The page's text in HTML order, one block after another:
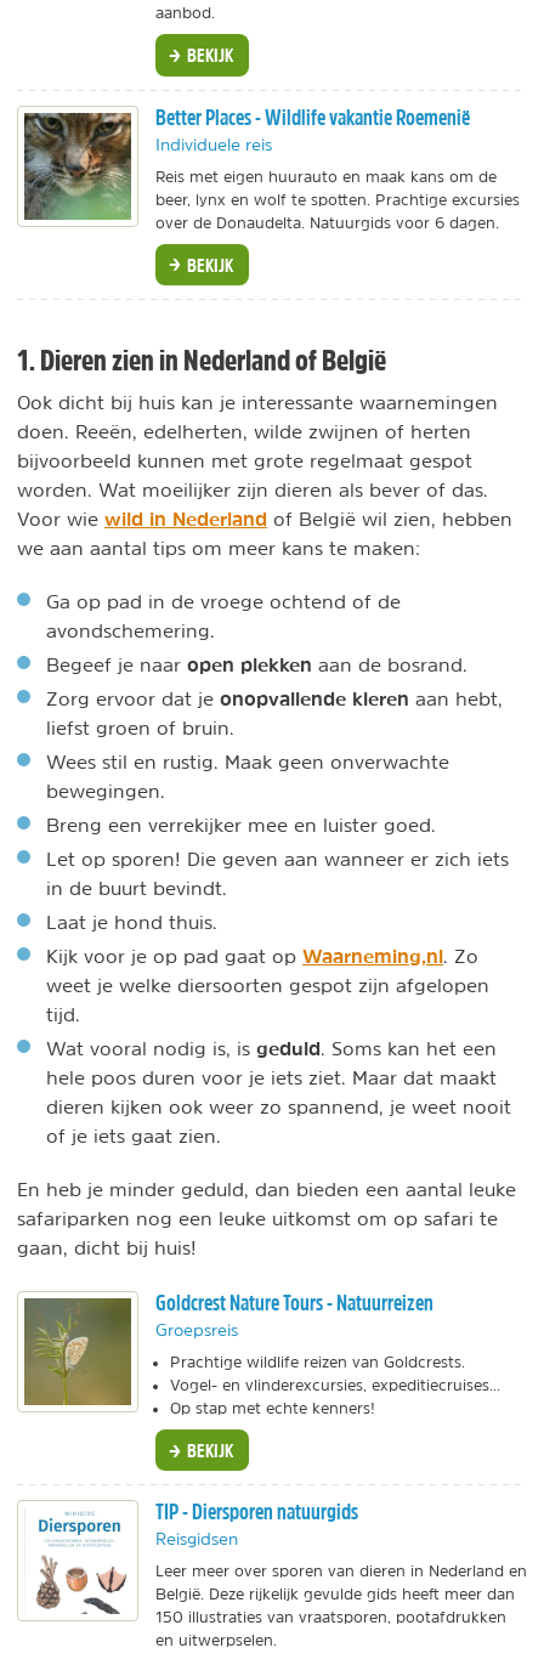
aanbod.
BEKIJK
Better Places - Wildlife vakantie Roemenië
Individuele reis
Reis met eigen huurauto en maak kans om de
beer, lynx en wolf te spotten. Prachtige excursies
over de Donaudelta. Natuurgids voor 6 dagen.
BEKIJK
1. Dieren zien in Nederland of België
Ook dicht bij huis kan je interessante waarnemingen
doen. Reeën, edelherten, wilde zwijnen of herten
bijvoorbeeld kunnen met grote regelmaat gespot
worden. Wat moeilijker zijn dieren als bever of das.
Voor wie wild in Nederland of België wil zien, hebben
we aan aantal tips om meer kans te maken:
Ga op pad in de vroege ochtend of de
avondschemering.
Begeef je naar open plekken aan de bosrand.
Zorg ervoor dat je onopvallende kleren aan hebt,
liefst groen of bruin.
Wees stil en rustig. Maak geen onverwachte
bewegingen.
Breng een verrekijker mee en luister goed.
Let op sporen! Die geven aan wanneer er zich iets
in de buurt bevindt.
Laat je hond thuis.
Kijk voor je op pad gaat op Waarneming,nl . Zo
weet je welke diersoorten gespot zijn afgelopen
tijd.
Wat vooral nodig is, is geduld . Soms kan het een
hele poos duren voor je iets ziet. Maar dat maakt
dieren kijken ook weer zo spannend, je weet nooit
of je iets gaat zien.
En heb je minder geduld, dan bieden een aantal leuke
safariparken nog een leuke uitkomst om op safari te
gaan, dicht bij huis!
Goldcrest Nature Tours - Natuurreizen
Groepsreis
Prachtige wildlife reizen van Goldcrests.
Vogel- en vlinderexcursies, expeditiecruises...
Op stap met echte kenners!
BEKIJK
TIP - Diersporen natuurgids
Reisgidsen
Leer meer over sporen van dieren in Nederland en
België. Deze rijkelijk gevulde gids heeft meer dan
150 illustraties van vraatsporen, pootafdrukken
en uitwerpselen.